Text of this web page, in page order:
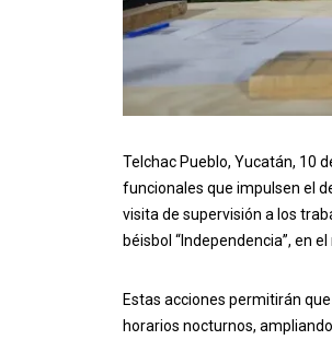
Telchac Pueblo, Yucatán, 10
funcionales que impulsen el
visita de supervisión a los
béisbol “Independencia”, en
Estas acciones permitirán
horarios nocturnos,